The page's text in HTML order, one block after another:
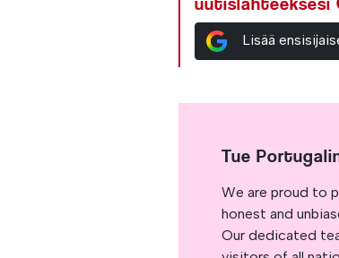
Lisää
Tue
We are proud to
honest and
Our dedicated